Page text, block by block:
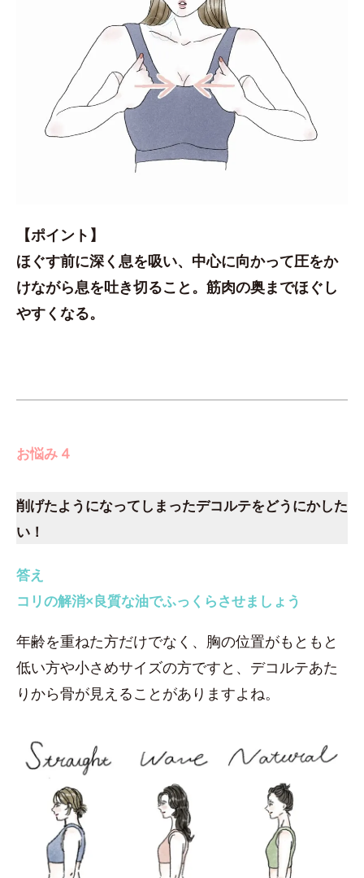
【ポイント】
ほぐす前に深く息を吸い、中心に向かって圧をか
けながら息を吐き切ること。筋肉の奥までほぐし
やすくなる。
お悩み 4
削げたようになってしまったデコルテをどうにかした
い！
答え
コリの解消×良質な油でふっくらさせましょう
年齢を重ねた方だけでなく、胸の位置がもともと
低い方や小さめサイズの方ですと、デコルテあた
りから骨が見えることがありますよね。